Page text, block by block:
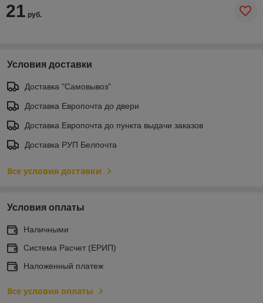
21 руб.
Условия доставки
Доставка "Самовывоз"
Доставка Европочта до двери
Доставка Европочта до пункта выдачи заказов
Доставка РУП Белпочта
Все условия доставки
Условия оплаты
Наличными
Система Расчет (ЕРИП)
Наложенный платеж
Все условия оплаты